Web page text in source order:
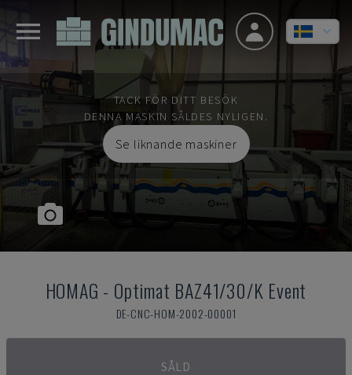
TACK FÖR DITT BESÖK
DENNA MASKIN SÅLDES NYLIGEN.
Se liknande maskiner
HOMAG - Optimat BAZ41/30/K Event
DE-CNC-HOM-2002-00001
SÅLD